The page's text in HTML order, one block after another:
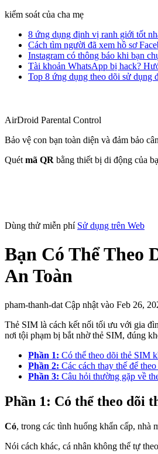
kiểm soát của cha mẹ
8 ứng dụng định vị ranh giới tốt
Cách tìm người đã xem hồ sơ
Instagram có thông báo khi bạn
Tài khoản WhatsApp bị hack?
Top 8 ứng dụng theo dõi sử dụng
AirDroid Parental Control
Bảo vệ con bạn toàn diện và đảm bảo
Quét mã QR bằng thiết bị di động của
Dùng thử miễn phí Sử dụng trên Web
Bạn Có Thể Theo
An Toàn
pham-thanh-dat Cập nhật vào Feb 26,
Thẻ SIM là cách kết nối tối ưu với gia
nơi tội phạm bị bắt nhờ thẻ SIM, đúng
Phần 1: Có thể theo dõi thẻ SIM
Phần 2: Các cách thay thế để
Phần 3: Câu hỏi thường gặp về
Phần 1: Có thể theo dõi
Có, trong các tình huống khẩn cấp,
Nói cách khác, cá nhân không thể tự